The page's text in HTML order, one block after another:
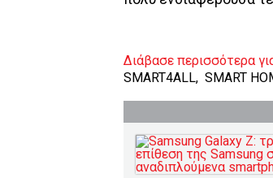
Διάβασε περισσότερα
SMART4ALL, SMART